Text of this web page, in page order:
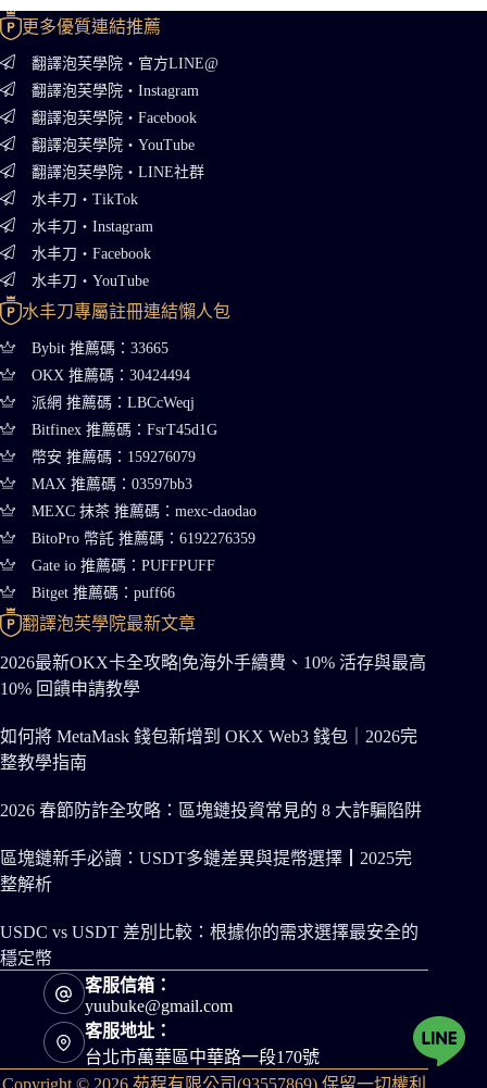
介
紹
更多優質連結推薦
翻譯泡芙學院・官方LINE@
翻譯泡芙學院・Instagram
翻譯泡芙學院・Facebook
翻譯泡芙學院・YouTube
翻譯泡芙學院・LINE社群
水丰刀・TikTok
水丰刀・Instagram
水丰刀・Facebook
水丰刀・YouTube
水丰刀專屬註冊連結懶人包
Bybit 推薦碼：33665
OKX 推薦碼：30424494
派網 推薦碼：LBCcWeqj
Bitfinex 推薦碼：FsrT45d1G
幣安 推薦碼：159276079
MAX 推薦碼：03597bb3
MEXC 抹茶 推薦碼：mexc-daodao
BitoPro 幣託 推薦碼：6192276359
Gate io 推薦碼：PUFFPUFF
Bitget 推薦碼：puff66
翻譯泡芙學院最新文章
2026最新OKX卡全攻略|免海外手續費、10% 活存與最高
10% 回饋申請教學
如何將 MetaMask 錢包新增到 OKX Web3 錢包｜2026完
整教學指南
2026 春節防詐全攻略：區塊鏈投資常見的 8 大詐騙陷阱
區塊鏈新手必讀：USDT多鏈差異與提幣選擇┃2025完
整解析
USDC vs USDT 差別比較：根據你的需求選擇最安全的
穩定幣
客服信箱：
yuubuke@gmail.com
客服地址：
台北市萬華區中華路一段170號
Copyright © 2026 苑程有限公司(93557869) 保留一切權利